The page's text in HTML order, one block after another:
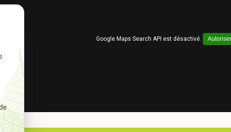
Google Maps Search API est désactivé. Autoriser